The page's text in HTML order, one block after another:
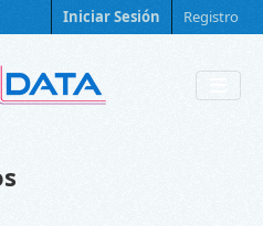
Iniciar Sesión Registro